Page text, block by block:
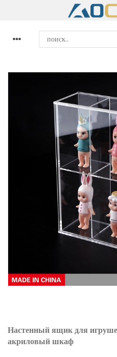
Настенный ящик для
акриловый шкаф